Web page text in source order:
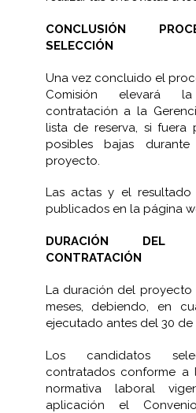
CONCLUSIÓN
SELECCIÓN
Una vez concluido el
Comisión elevará
contratación a la
lista de reserva, si fuera
posibles bajas
proyecto.
Las actas y el
publicados en la página
DURACIÓN DEL
CONTRATACIÓN
La duración del proyecto
meses, debiendo, en
ejecutado antes del 30 de
Los candidatos
contratados conforme
normativa laboral
aplicación el